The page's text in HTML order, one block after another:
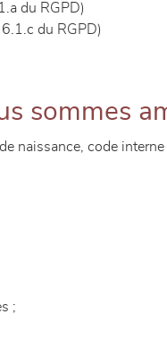
du RGPD)
du RGPD)
sommes
naissance, code
;